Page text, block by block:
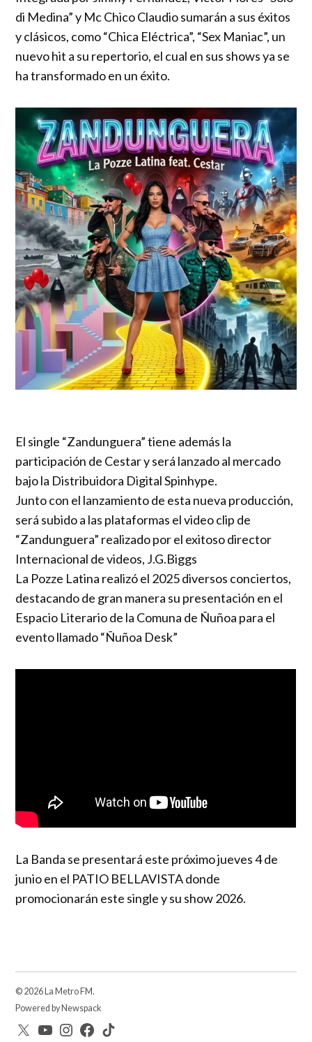
di Medina” y Mc Chico Claudio sumarán a sus éxitos
y clásicos, como “Chica Eléctrica”, “Sex Maniac”, un
nuevo hit a su repertorio, el cual en sus shows ya se
ha transformado en un éxito.
El single “Zandunguera” tiene además la
participación de Cestar y será lanzado al mercado
bajo la Distribuidora Digital Spinhype.
Junto con el lanzamiento de esta nueva producción,
será subido a las plataformas el video clip de
“Zandunguera” realizado por el exitoso director
Internacional de videos, J.G.Biggs
La Pozze Latina realizó el 2025 diversos conciertos,
destacando de gran manera su presentación en el
Espacio Literario de la Comuna de Ñuñoa para el
evento llamado “Ñuñoa Desk”
La Banda se presentará este próximo jueves 4 de
junio en el PATIO BELLAVISTA donde
promocionarán este single y su show 2026.
© 2026 La Metro FM.
Powered by Newspack
TwitterYouTubeInstagramfacebookTikTok